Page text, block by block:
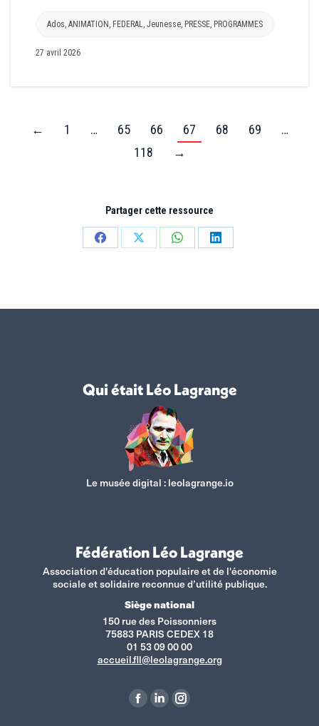
Ados, ANIMATION, FEDERAL, Jeunesse, PRESSE, PROGRAMMES
27 avril 2026
← 1 … 65 66 67 68 69
…
118
→
Partager cette ressource
PartagerPartagerPartagerPartager
Qui était Léo Lagrange
Le musée digital : leolagrange.io
Fédération Léo Lagrange
Association d'éducation populaire et de l'économie
sociale et solidaire reconnue d’utilité publique.
Siège national
150 rue des Poissonniers
75883 PARIS CEDEX 18
01 53 09 00 00
accueil.fll@leolagrange.org
La
La
La